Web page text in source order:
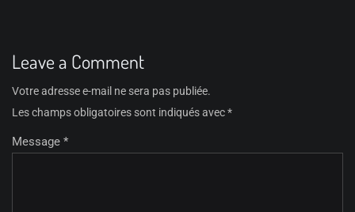
Leave a Comment
Votre adresse e-mail ne sera pas publiée.
Les champs obligatoires sont indiqués avec*
Message *